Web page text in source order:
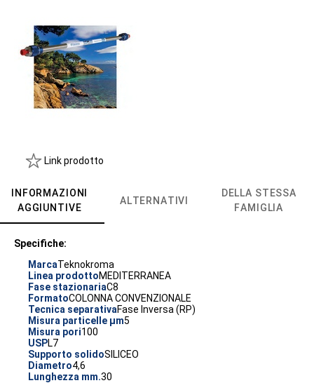
Link prodotto
INFORMAZIONI
AGGIUNTIVE
ALTERNATIVI
DELLA STESSA
FAMIGLIA
Specifiche:
MarcaTeknokroma
Linea prodottoMEDITERRANEA
Fase stazionariaC8
FormatoCOLONNA CONVENZIONALE
Tecnica separativaFase Inversa (RP)
Misura particelle µm5
Misura pori100
USPL7
Supporto solidoSILICEO
Diametro4,6
Lunghezza mm.30